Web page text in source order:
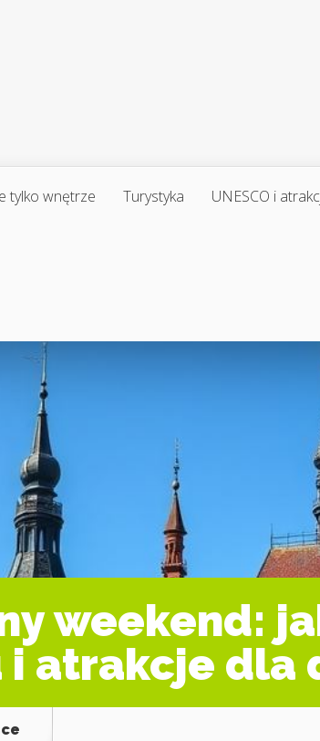
tylko wnętrze Turystyka UNESCO i
weekend:
i atrakcje dla